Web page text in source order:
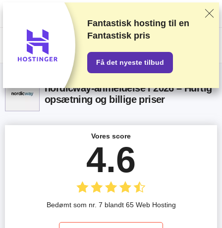
Vi rangerer forhandlere baseret på strenge tests og research, tager også
højde for din feedback og vores kommercielle aftaler med udbydere.
Denne side indeholder affiliate links.Marketings Offentliggørelse
nordicway-anmeldelse i 2026 – Hurtig
opsætning og billige priser
Vores score
4.6
Bedømt som nr. 7 blandt 65 Web Hosting
Fantastisk hosting til en
Fantastisk pris
Få det nyeste tilbud